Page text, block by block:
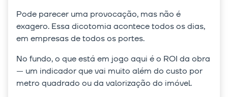
Pode parecer uma provocação, mas não é
exagero. Essa dicotomia acontece todos os dias,
em empresas de todos os portes.
No fundo, o que está em jogo aqui é o ROI da obra
— um indicador que vai muito além do custo por
metro quadrado ou da valorização do imóvel.